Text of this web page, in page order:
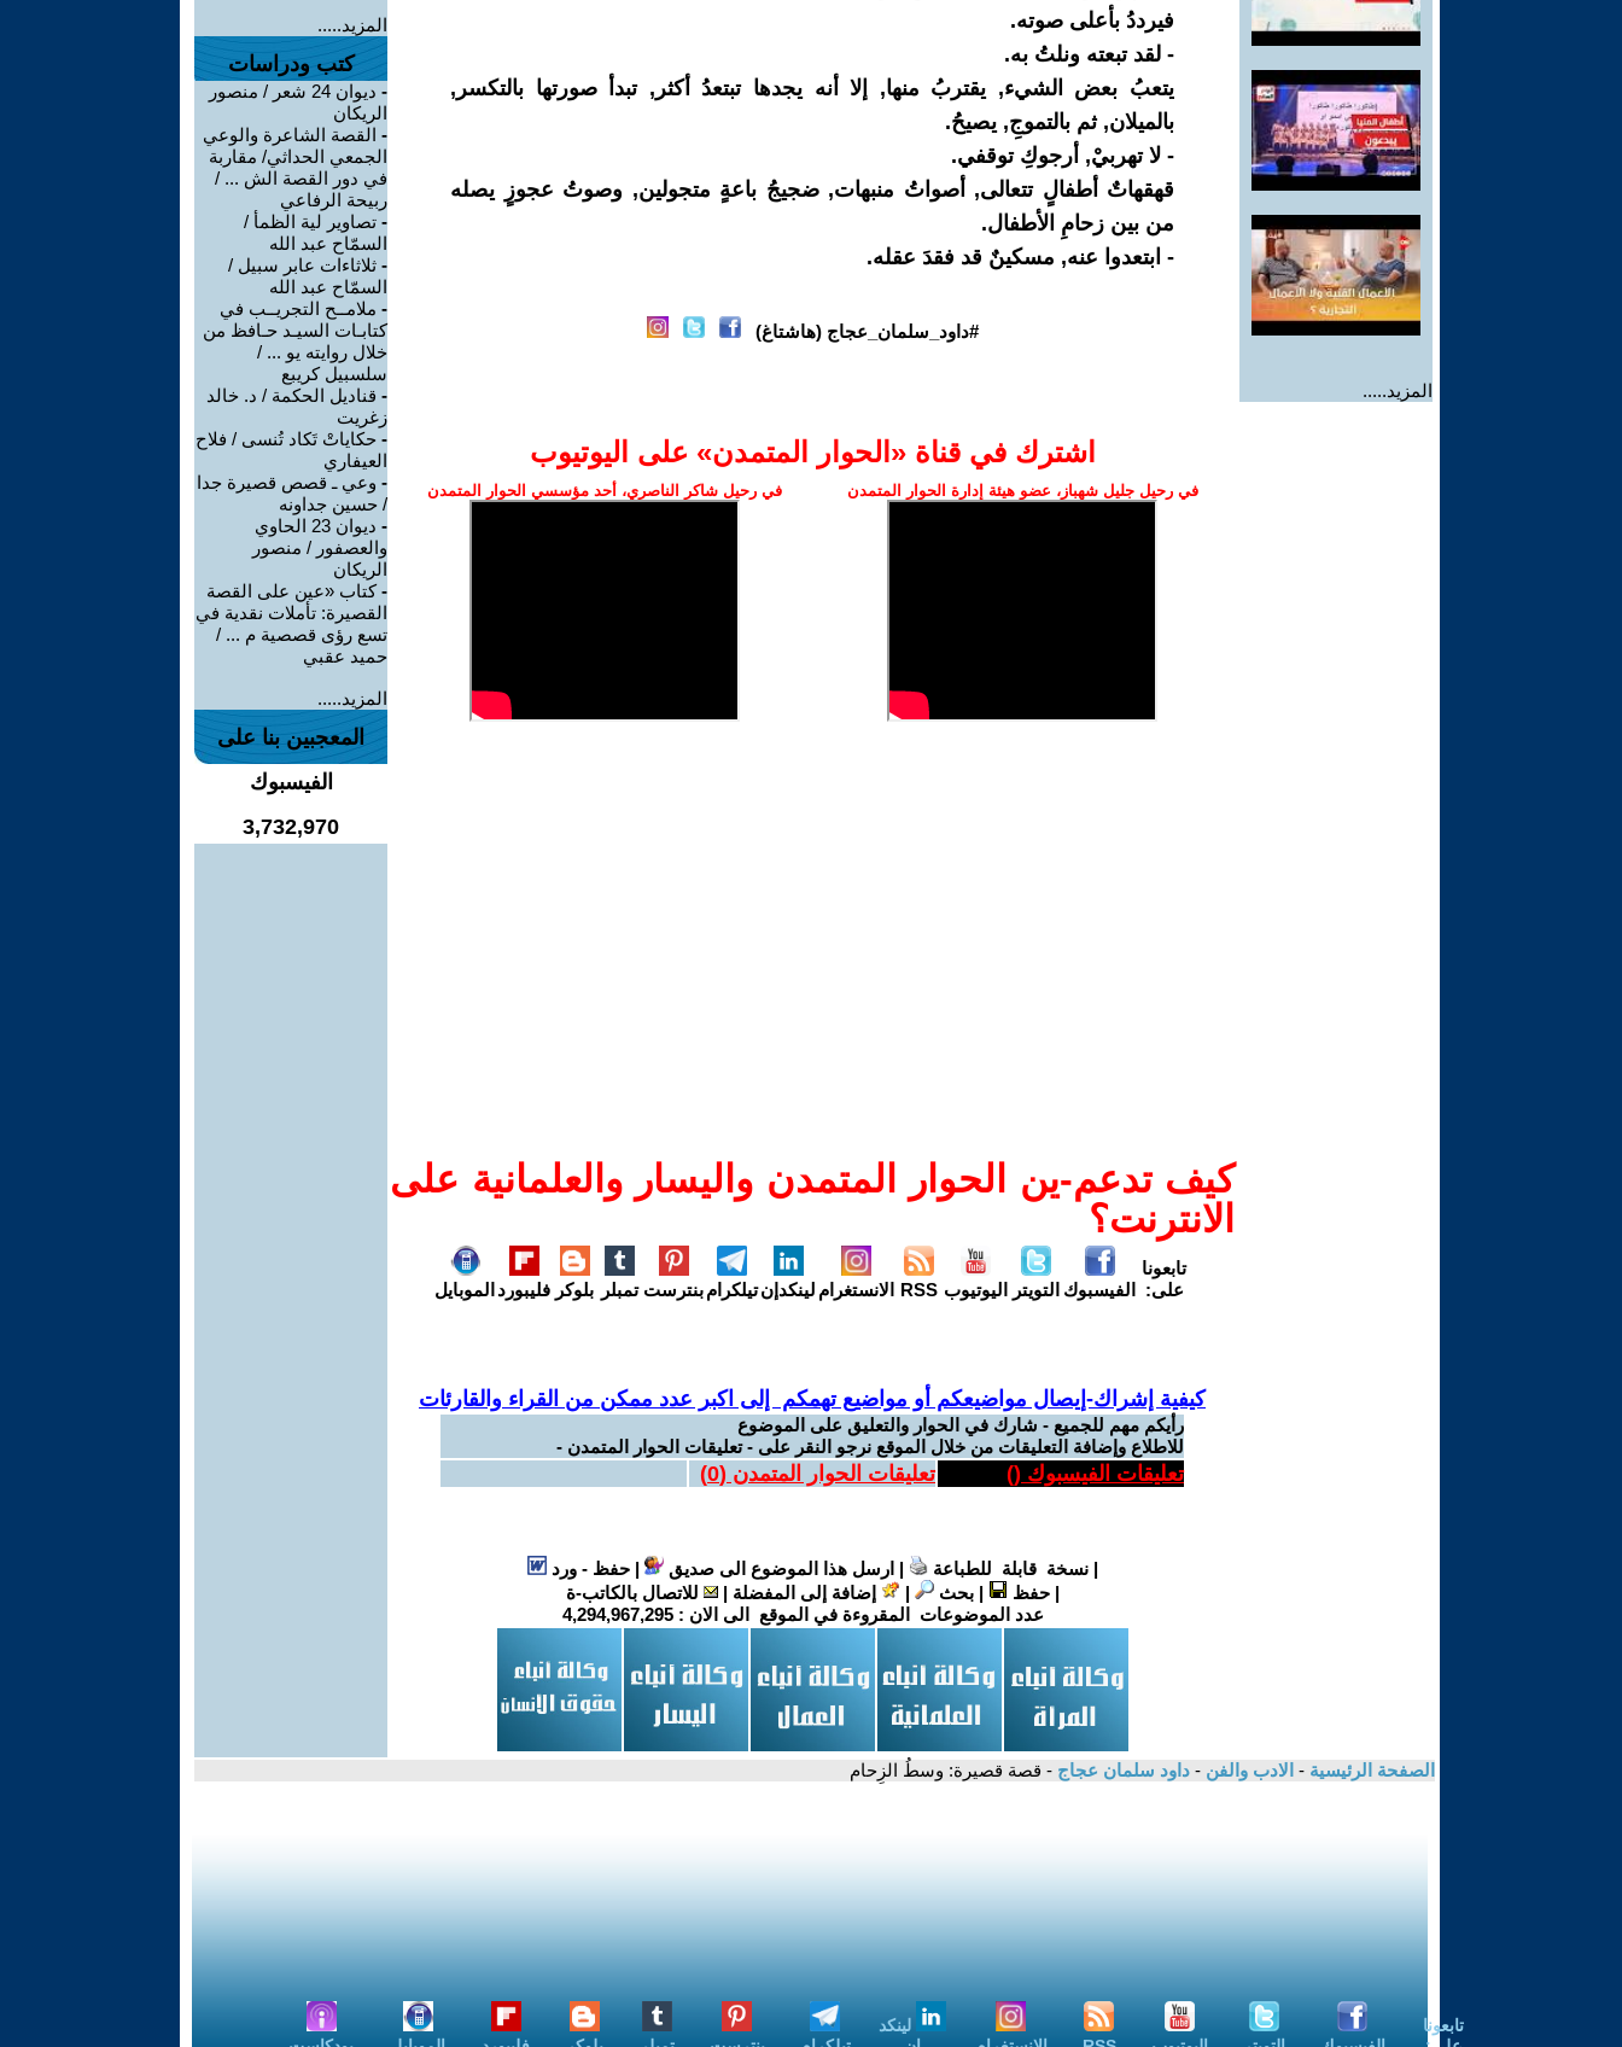
المزيد.....
فيرددُ بأعلى صوته.
- لقد تبعته ونلتُ به.
يتعبُ بعض الشيء, يقتربُ منها, إلا أنه يجدها تبتعدُ أكثر, تبدأ صورتها بالتكسر,
بالميلان, ثم بالتموجِ, يصيحُ.
- لا تهربيْ, أرجوكِ توقفي.
قهقهاتٌ أطفالٍ تتعالى, أصواتُ منبهات, ضجيجُ باعةٍ متجولين, وصوتُ عجوزٍ يصله
من بين زحامِ الأطفال.
- ابتعدوا عنه, مسكينٌ قد فقدَ عقله.
#داود_سلمان_عجاج (هاشتاغ)
اشترك في قناة ‫«الحوار المتمدن» على اليوتيوب
في رحيل جليل شهباز، عضو هيئة إدارة الحوار المتمدن في رحيل شاكر الناصري، أحد مؤسسي الحوار المتمدن
كيف تدعم-ين الحوار المتمدن واليسار والعلمانية على
الانترنت؟
تابعونا
على:
الفيسبوك التويتر اليوتيوب RSS الانستغرام لينكدإنتيلكرامبنترست تمبلر بلوكر فليبورد الموبايل
كيفية إشراك-إيصال مواضيعكم أو مواضيع تهمكم إلى اكبر عدد ممكن من القراء والقارئات
رأيكم مهم للجميع - شارك في الحوار والتعليق على الموضوع
للاطلاع وإضافة التعليقات من خلال الموقع نرجو النقر على - تعليقات الحوار المتمدن -
تعليقات الفيسبوك () تعليقات الحوار المتمدن (0
)
|نسخة قابلة للطباعة | ارسل هذا الموضوع الى صديق |حفظ - ورد
|حفظ |بحث | إضافة إلى المفضلة |
للاتصال بالكاتب-ة
عدد الموضوعات المقروءة في الموقع الى الان :4,294,967,295
المزيد.....
كتب ودراسات
-
ديوان 24 شعر / منصور
الريكان
- القصة الشاعرة والوعي
الجمعي الحداثي/ مقاربة
في دور القصة الش ... /
ربيحة الرفاعي
- تصاوير لية الظمأ /
السمّاح عبد الله
- ثلاثاءات عابر سبيل /
السمّاح عبد الله
- ملامــح التجريــب في
كتابـات السيـد حـافظ من
خلال روايته يو ... /
سلسبيل كريبع
- قناديل الحكمة / د. خالد
زغريت
- حكاياتْ تَكاد تُنسى / فلاح
العيفاري
- وعي ـ قصص قصيرة جدا
/ حسين جداونه
-
ديوان 23 الحاوي
والعصفور / منصور
الريكان
-كتاب «عين على القصة
القصيرة: تأملات نقدية في
تسع رؤى قصصية م ... /
حميد عقبي
المزيد.....
المعجبين بنا على
الفيسبوك
3,732,970
الصفحة الرئيسية - الادب والفن - داود سلمان عجاج - قصة قصيرة: وسطُ الزِحام
تابعونا
لينكد